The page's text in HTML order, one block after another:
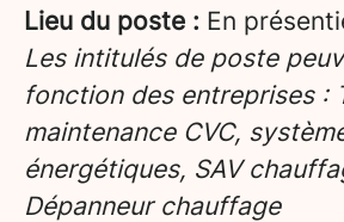
Lieu du poste : En
Les intitulés de poste
fonction des entreprises :
maintenance CVC,
énergétiques, SAV
Dépanneur chauffage